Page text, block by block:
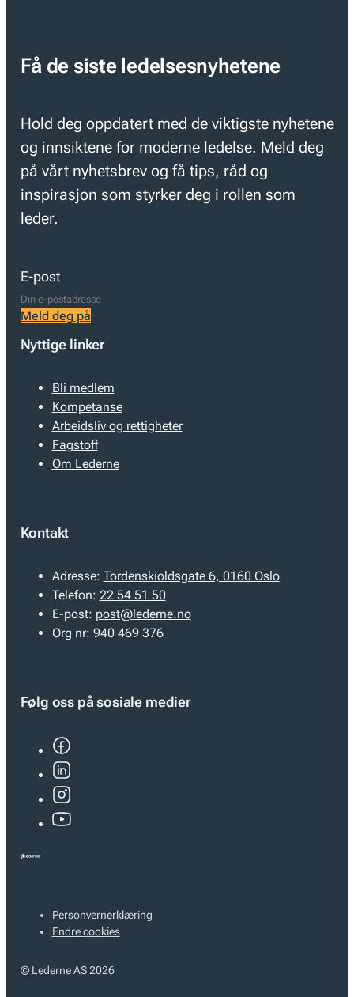
Få de siste ledelsesnyhetene
Hold deg oppdatert med de viktigste nyhetene
og innsiktene for moderne ledelse. Meld deg
på vårt nyhetsbrev og få tips, råd og
inspirasjon som styrker deg i rollen som
leder.
E-post
Meld deg på
Nyttige linker
Bli medlem
Kompetanse
Arbeidsliv og rettigheter
Fagstoff
Om Lederne
Kontakt
Adresse: Tordenskioldsgate 6, 0160 Oslo
Telefon: 22 54 51 50
E-post: post@lederne.no
Org nr: 940 469 376
Følg oss på sosiale medier
Personvernerklæring
Endre cookies
© Lederne AS 2026